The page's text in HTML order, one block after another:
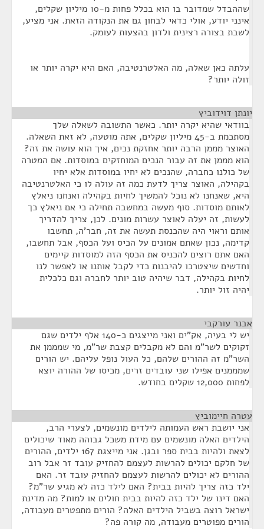
שההבדל שמדובר בו הוא בכלל פחות מ-10 מיליון שקלים,
אינני יודע, אולי כדאי לבחון גם את הנקודה הזאת. אני מציע,
לשבת בצורה רצינית ולדון בהצעות לעומק.
עלתה כאן שאלה, מה האלטרנטיבה, האם היא יקרה יותר או
זולה יותר?
יונתן דוידוביץ
בוודאי שהיא יקרה יותר. כאשר התשובה לשאלה שלך
מסתכמת ב-45 מיליון שקלים, אתה מוטעה, לא זאת השאלה.
האוצר מממן הרבה יותר אחזקת נכים, איך הוא עושה את זה?
הוא מממן את זה עבור הנכים המוחזקים במוסדות. אם המטרה
של כולנו כחברה, שהנכים לא יחיו במוסדות אלא יחיו
בקהילה, האוצר צריך לדעת כמה זה עולה לו כי האלטרנטיבה
היא, שאנחנו לא נוכל להמשיך לחיות בקהילה ואנחנו ניאלץ
לאותם מוסדות. סוף מעשה במחשבה תחילה כי אם ניאלץ כך
לעשות, זה יעלה לאוצר עשרות מונים. לכן, צריך להדריך
אותם וראוי היה שהכנסת תעשה את זה, חבר'ה, תחשבו
קדימה, נכון שאתם אמונים על הכיס ועל הכסף, אבל תחשבו,
האם אתם רוצים להכניס את הכסף הזה למוסדות קיימים
וחדשים שיצטרכו להיבנות כדי לקבל אותנו או לאפשר לנו
לחיות בקהילה, דבר שיהיה טוב יותר לחברה וגם כלכלית
יהיה זול יותר.
אבנר עורקבי
יש לי בעיה, אק"ים ואני מייצגים כ-140 אלף ילדים שגם
זקוקים לשר"מ והם לא מקבלים קצבת שר"מ, מי שמממן את
השר"מ זה ההורים שלהם, כל העול נופל עליהם. יש הורים
שמממנים אפילו שני עובדים זרים, מכיסו של ההורה יוצא
לפחות 12,000 שקלים בחודש.
עטרה חיימוביץ
אני יושבת ראש העמותה לילדים מונשמים, לצערי הרב,
הילדים האלה מונשמים עם מידת משכל גבוהה מאוד שיכולים
לצאת ולהיות בבית ספר ובגן. אני מייצגת 167 ילדים, ההורים
של חלקם יכולים להרשות לעצמם להחזיק עובד זר אבל רוב
ההורים לא יכולים להרשות לעצמם להחזיק עובד זר. האם
ילד כזה צריך להיות בבית? האם לילד כזה לא מגיע שר"מ?
האם דינו של ילד כזה להיות בבית חולים או למות? מה מדינת
ישראל רוצה בשביל הילדים האלה? הורים מתפטרים מעבודה,
הורים מפוטרים מעבודה, מה קורה פה?